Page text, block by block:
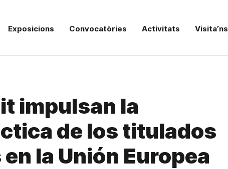
Exposicions Convocatòries Activitats Visita’ns
impulsan la
de los titulados
la Unión Europea